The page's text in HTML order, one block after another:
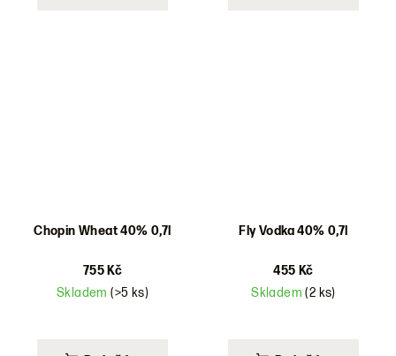
Chopin Wheat 40% 0,7l
755 Kč
Skladem(>5 ks)
Fly Vodka 40% 0,7l
455 Kč
Skladem(2 ks)